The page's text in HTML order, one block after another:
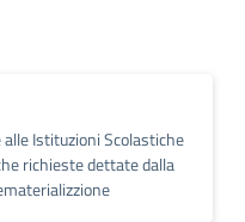
Istituzioni Scolastiche
richieste dettate dalla